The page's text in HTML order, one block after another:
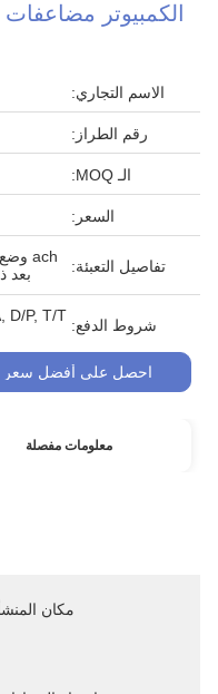
الكمبيوتر
الاسم التجاري:
رقم الطراز:
الـ MOQ:
السعر:
تفاصيل التعبئة:
بعد
شروط الدفع:
احصل على أفضل سعر
معلومات مفصلة
مكان